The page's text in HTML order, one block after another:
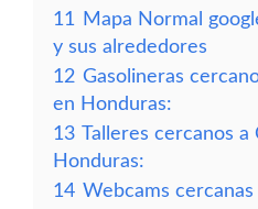
11
Mapa Normal
y sus alrededores
12 Gasolineras
en Honduras:
13 Talleres cercanos a
Honduras:
14 Webcams cercanas